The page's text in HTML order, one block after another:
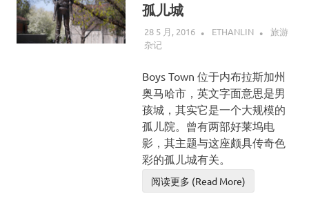
孤儿城
28 5 月, 2016 ETHANLIN
旅游
杂记
Boys Town 位于内布拉斯加州
奥马哈市，英文字面意思是男
孩城，其实它是一个大规模的
孤儿院。曾有两部好莱坞电
影，其主题与这座颇具传奇色
彩的孤儿城有关。
阅读更多 (Read More)